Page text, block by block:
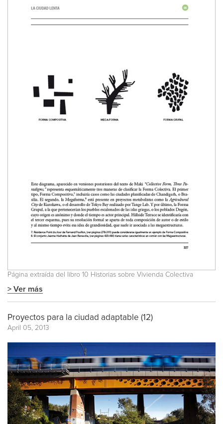
Página extraída del libro 10 Historias sobre Vivienda Colectiva
> Ver más
Proyectos para la ciudad adaptable (12)
April 05, 2013